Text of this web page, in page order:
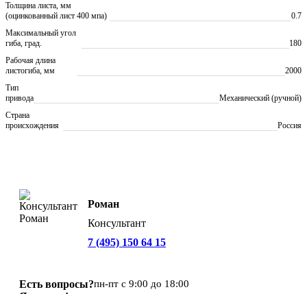
Толщина листа, мм
(оцинкованный лист 400 мпа)
0.7
Максимальный угол
гиба, град.
180
Рабочая длина
листогиба, мм
2000
Тип
привода
Механический (ручной)
Страна
происхождения
Россия
Роман
Консультант
7 (495) 150 64 15
Есть вопросы?пн-пт с 9:00 до 18:00